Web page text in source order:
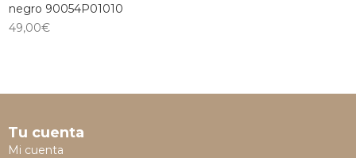
negro 90054P01010
49,00€
Tu cuenta
Mi cuenta